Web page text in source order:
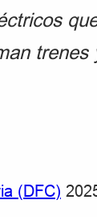
trenes
(DFC)